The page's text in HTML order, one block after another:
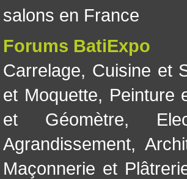
salons en France
Forums BatiExpo
Carrelage, Cuisine et
et Moquette, Peinture
et Géomètre,
Agrandissement,
Maçonnerie et